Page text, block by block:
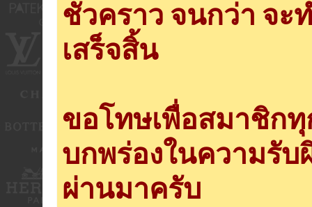
ชั่วคราว จนกว่า จะ
เสร็จสิ้น
ขอโทษเพื่อสมาชิก
บกพร่องในความรั
ผ่านมาครับ